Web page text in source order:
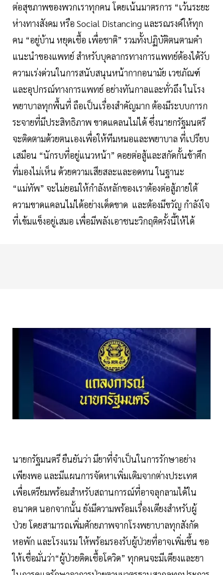
ต่อสุขภาพของพวกเราทุกคน โดยเน้นมาตรการ “เว้นระยะ
ห่างทางสังคม หรือ Social Distancing และรณรงค์ให้ทุก
คน “อยู่บ้าน หยุดเชื้อ เพื่อชาติ” รวมทั้งปฏิบัติตนตามคำ
แนะนำของแพทย์ สำหรับบุคลากรทางการแพทย์ต้องได้รับ
ความเร่งด่วนในการสนับสนุนหน้ากากอนามัย เวชภัณฑ์
และอุปกรณ์ทางการแพทย์ อย่างทันกาลและทั่วถึง ในโรง
พยาบาลทุกพื้นที่ ถือเป็นเรื่องสำคัญมาก ต้องมีระบบการก
ระจายที่มีประสิทธิภาพ ขาดแคลนไม่ได้ ซึ่งนายกรัฐมนตรี
จะติดตามด้วยตนเองเพื่อให้ทีมหมอและพยาบาล ที่เปรียบ
เสมือน “นักรบที่อยู่แนวหน้า” คอยต่อสู้และสกัดกั้นข้าศึก
ที่มองไม่เห็น ด้วยความเสียสละและอดทน ในฐานะ
“แม่ทัพ” จะไม่ยอมให้กำลังหลักของเราต้องต่อสู้ภายใต้
ความขาดแคลนไม่ได้อย่างเด็ดขาด และต้องมีขวัญ กำลังใจ
ที่เข้มแข็งอยู่เสมอ เพื่อมีพลังเอาชนะวิกฤติครั้งนี้ให้ได้
นายกรัฐมนตรี ยืนยันว่า มียาที่จำเป็นในการรักษาอย่าง
เพียงพอ และมีแผนการจัดหาเพิ่มเติมจากต่างประเทศ
เพื่อเตรียมพร้อมสำหรับสถานการณ์ที่อาจลุกลามได้ใน
อนาคต นอกจากนั้น ยังมีความพร้อมเรื่องเตียงสำหรับผู้
ป่วย โดยสามารถเพิ่มศักยภาพจากโรงพยาบาลทุกสังกัด
หอพัก และโรงแรม ให้พร้อมรองรับผู้ป่วยที่อาจเพิ่มขึ้น ขอ
ให้เชื่อมั่นว่า“ผู้ป่วยติดเชื้อโควิด” ทุกคนจะมีเตียงและยา